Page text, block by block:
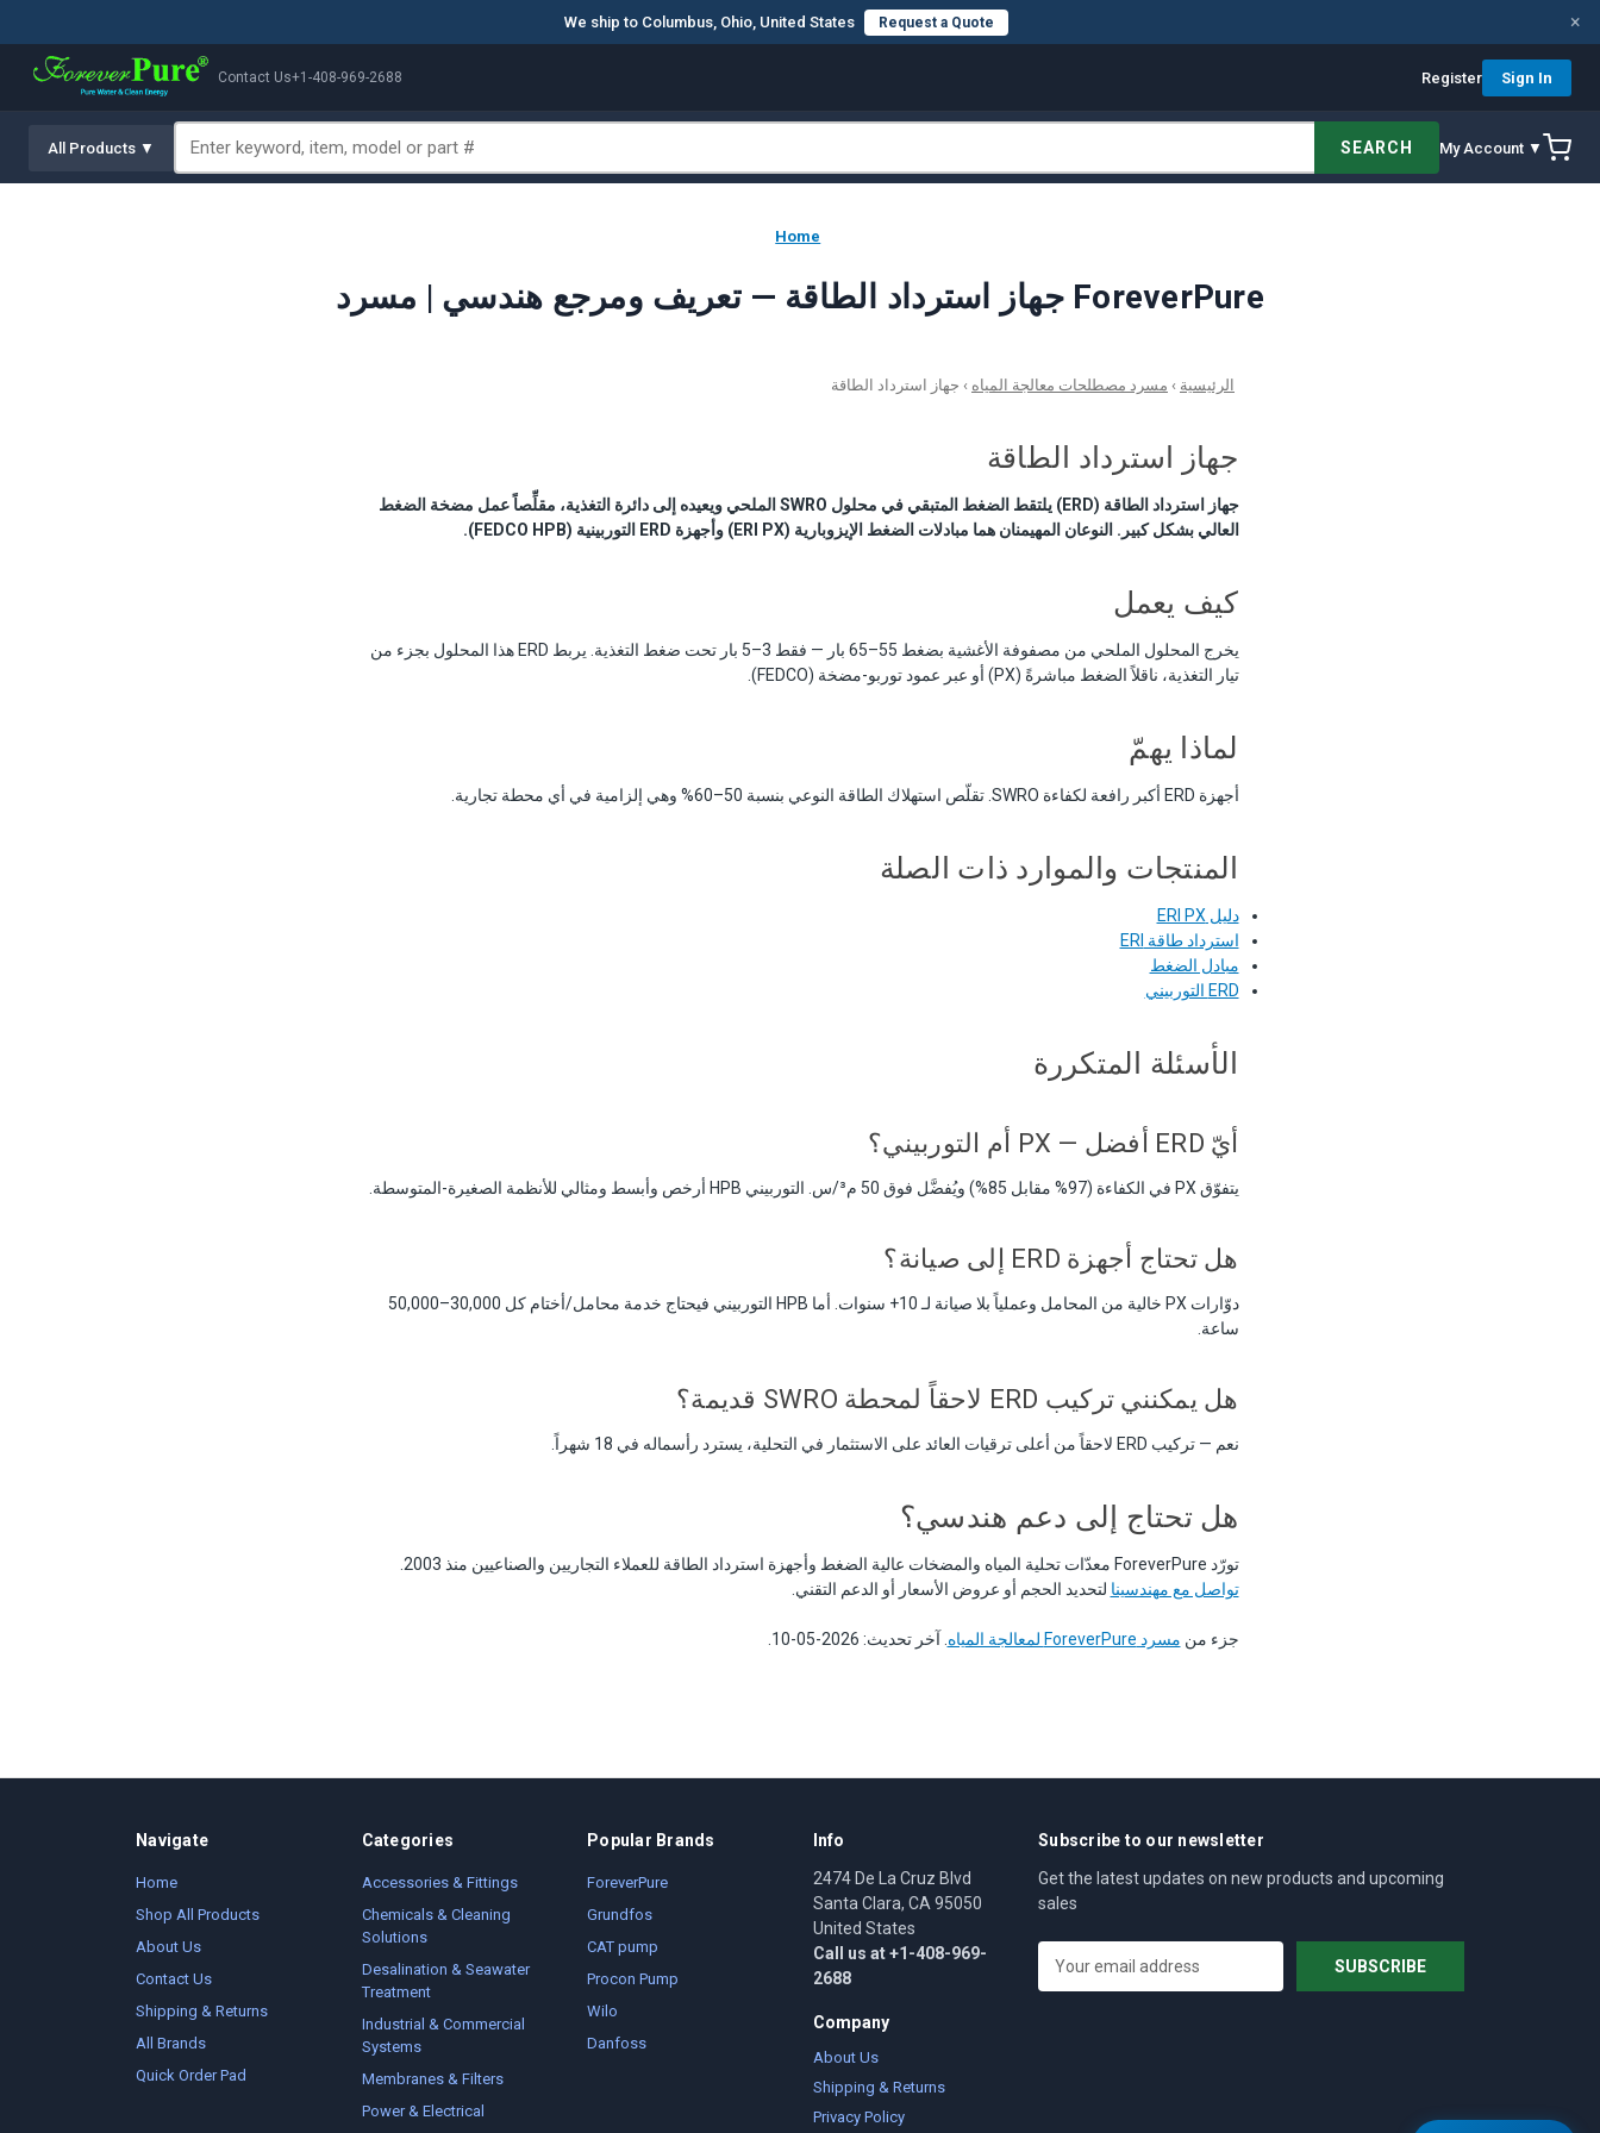
We ship to Columbus, Ohio, United States Request a Quote ×
Contact Us+1-408-969-2688 Register Sign In
All Products ▼ SEARCH My Account ▼
Home
جهاز استرداد الطاقة — تعريف ومرجع هندسي | مسرد ForeverPure
الرئيسية › مسرد مصطلحات معالجة المياه › جهاز استرداد الطاقة
جهاز استرداد الطاقة
جهاز استرداد الطاقة (ERD) يلتقط الضغط المتبقي في محلول SWRO الملحي ويعيده إلى دائرة التغذية، مقلِّصاً عمل مضخة الضغط
العالي بشكل كبير. النوعان المهيمنان هما مبادلات الضغط الإيزوبارية (ERI PX) وأجهزة ERD التوربينية (FEDCO HPB).
كيف يعمل
يخرج المحلول الملحي من مصفوفة الأغشية بضغط 55–65 بار — فقط 3–5 بار تحت ضغط التغذية. يربط ERD هذا المحلول بجزء من
تيار التغذية، ناقلاً الضغط مباشرةً (PX) أو عبر عمود توربو-مضخة (FEDCO).
لماذا يهمّ
أجهزة ERD أكبر رافعة لكفاءة SWRO. تقلّص استهلاك الطاقة النوعي بنسبة 50–60% وهي إلزامية في أي محطة تجارية.
المنتجات والموارد ذات الصلة
دليل ERI PX
استرداد طاقة ERI
مبادل الضغط
ERD التوربيني
الأسئلة المتكررة
أيّ ERD أفضل — PX أم التوربيني؟
يتفوّق PX في الكفاءة (97% مقابل 85%) ويُفضَّل فوق 50 م³/س. التوربيني HPB أرخص وأبسط ومثالي للأنظمة الصغيرة-المتوسطة.
هل تحتاج أجهزة ERD إلى صيانة؟
دوّارات PX خالية من المحامل وعملياً بلا صيانة لـ 10+ سنوات. أما HPB التوربيني فيحتاج خدمة محامل/أختام كل 30,000–50,000
ساعة.
هل يمكنني تركيب ERD لاحقاً لمحطة SWRO قديمة؟
نعم — تركيب ERD لاحقاً من أعلى ترقيات العائد على الاستثمار في التحلية، يسترد رأسماله في 18 شهراً.
هل تحتاج إلى دعم هندسي؟
تورّد ForeverPure معدّات تحلية المياه والمضخات عالية الضغط وأجهزة استرداد الطاقة للعملاء التجاريين والصناعيين منذ 2003.
تواصل مع مهندسينا لتحديد الحجم أو عروض الأسعار أو الدعم التقني.
جزء من مسرد ForeverPure لمعالجة المياه . آخر تحديث: 2026-05-10.
Navigate
Home
Shop All Products
About Us
Contact Us
Shipping & Returns
All Brands
Quick Order Pad
Categories
Accessories & Fittings
Chemicals & Cleaning
Solutions
Desalination & Seawater
Treatment
Industrial & Commercial
Systems
Membranes & Filters
Power & Electrical
Popular Brands
ForeverPure
Grundfos
CAT pump
Procon Pump
Wilo
Danfoss
Info
2474 De La Cruz Blvd
Santa Clara, CA 95050
United States
Call us at +1-408-969-
2688
Company
About Us
Shipping & Returns
Privacy Policy
Subscribe to our newsletter
Get the latest updates on new products and upcoming
sales